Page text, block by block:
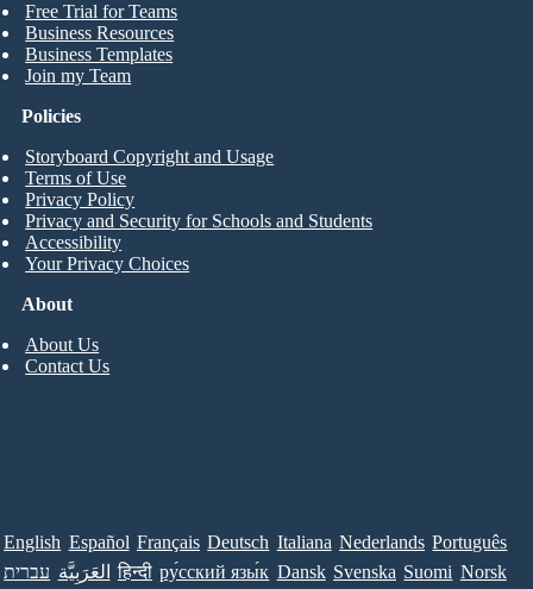
Free Trial for Teams
Business Resources
Business Templates
Join my Team
About
About Us
Contact Us
Policies
Storyboard Copyright and Usage
Terms of Use
Privacy Policy
Privacy and Security for Schools and Students
Accessibility
Your Privacy Choices
English Español Français Deutsch Italiana Nederlands Português
עברית العَرَبِيَّة हिन्दी ру́сский язы́к Dansk Svenska Suomi Norsk